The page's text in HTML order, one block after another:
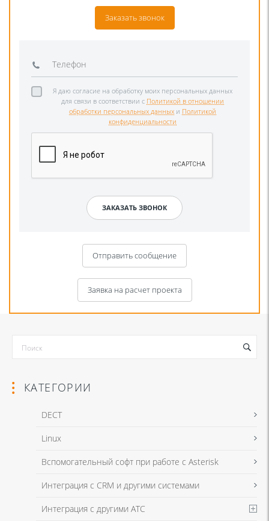
Заказать звонок
Я даю согласие на обработку моих персональных данных
для связи в соответствии с Политикой в отношении
обработки персональных данных и Политикой
конфиденциальности
Отправить сообщение
Я даю согласие на обработку моих персональных данных для связи
в соответствии с Политикой в отношении обработки персональных
Заявка на расчет проекта
КАТЕГОРИИ
DECT
Linux
Вспомогательный софт при работе с Asterisk
Интеграция с CRM и другими системами
Интеграция с другими АТС